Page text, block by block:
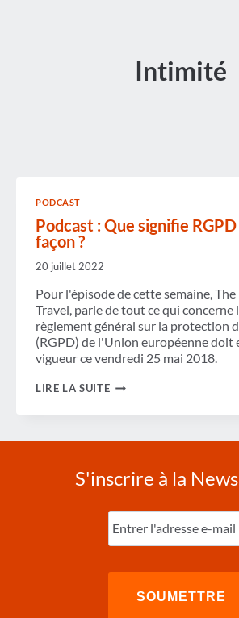
Intimité
PODCAST
Podcast : Que signifie
façon ?
20 juillet 2022
Pour l'épisode de cette semaine,
Travel, parle de tout ce qui concerne
règlement général sur la protection
(RGPD) de l'Union européenne doit
vigueur ce vendredi 25 mai 2018.
LIRE LA SUITEPODCAST :
S'inscrire à la
Entrez
l'e-
mail